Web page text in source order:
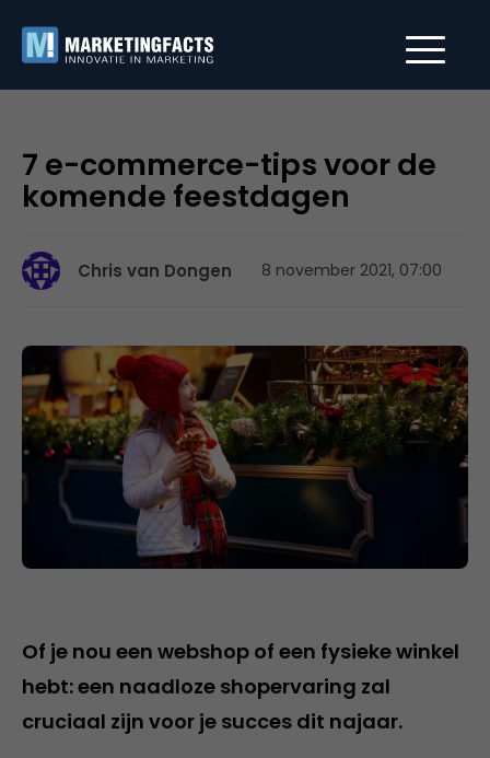
7 e-commerce-tips voor de
komende feestdagen
Chris van Dongen 8 november 2021, 07:00
Of je nou een webshop of een fysieke winkel
hebt: een naadloze shopervaring zal
cruciaal zijn voor je succes dit najaar.